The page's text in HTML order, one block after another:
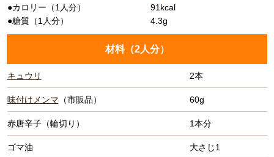
●カロリー（1人分）
91kcal
●糖質（1人分）
4.3g
材料（2人分）
キュウリ 2本
味付けメンマ （市販品） 60g
赤唐辛子（輪切り） 1本分
ゴマ油 大さじ1